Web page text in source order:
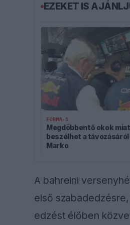
EZEKET IS
FORMA-1
Megdöbbentő okok
beszélhet a távozásáról
Marko
A bahreini
első
edzést élőben